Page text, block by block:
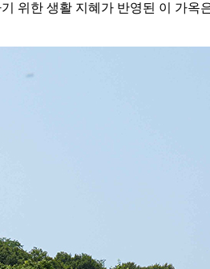
위한 생활 지혜가 반영된 이 가